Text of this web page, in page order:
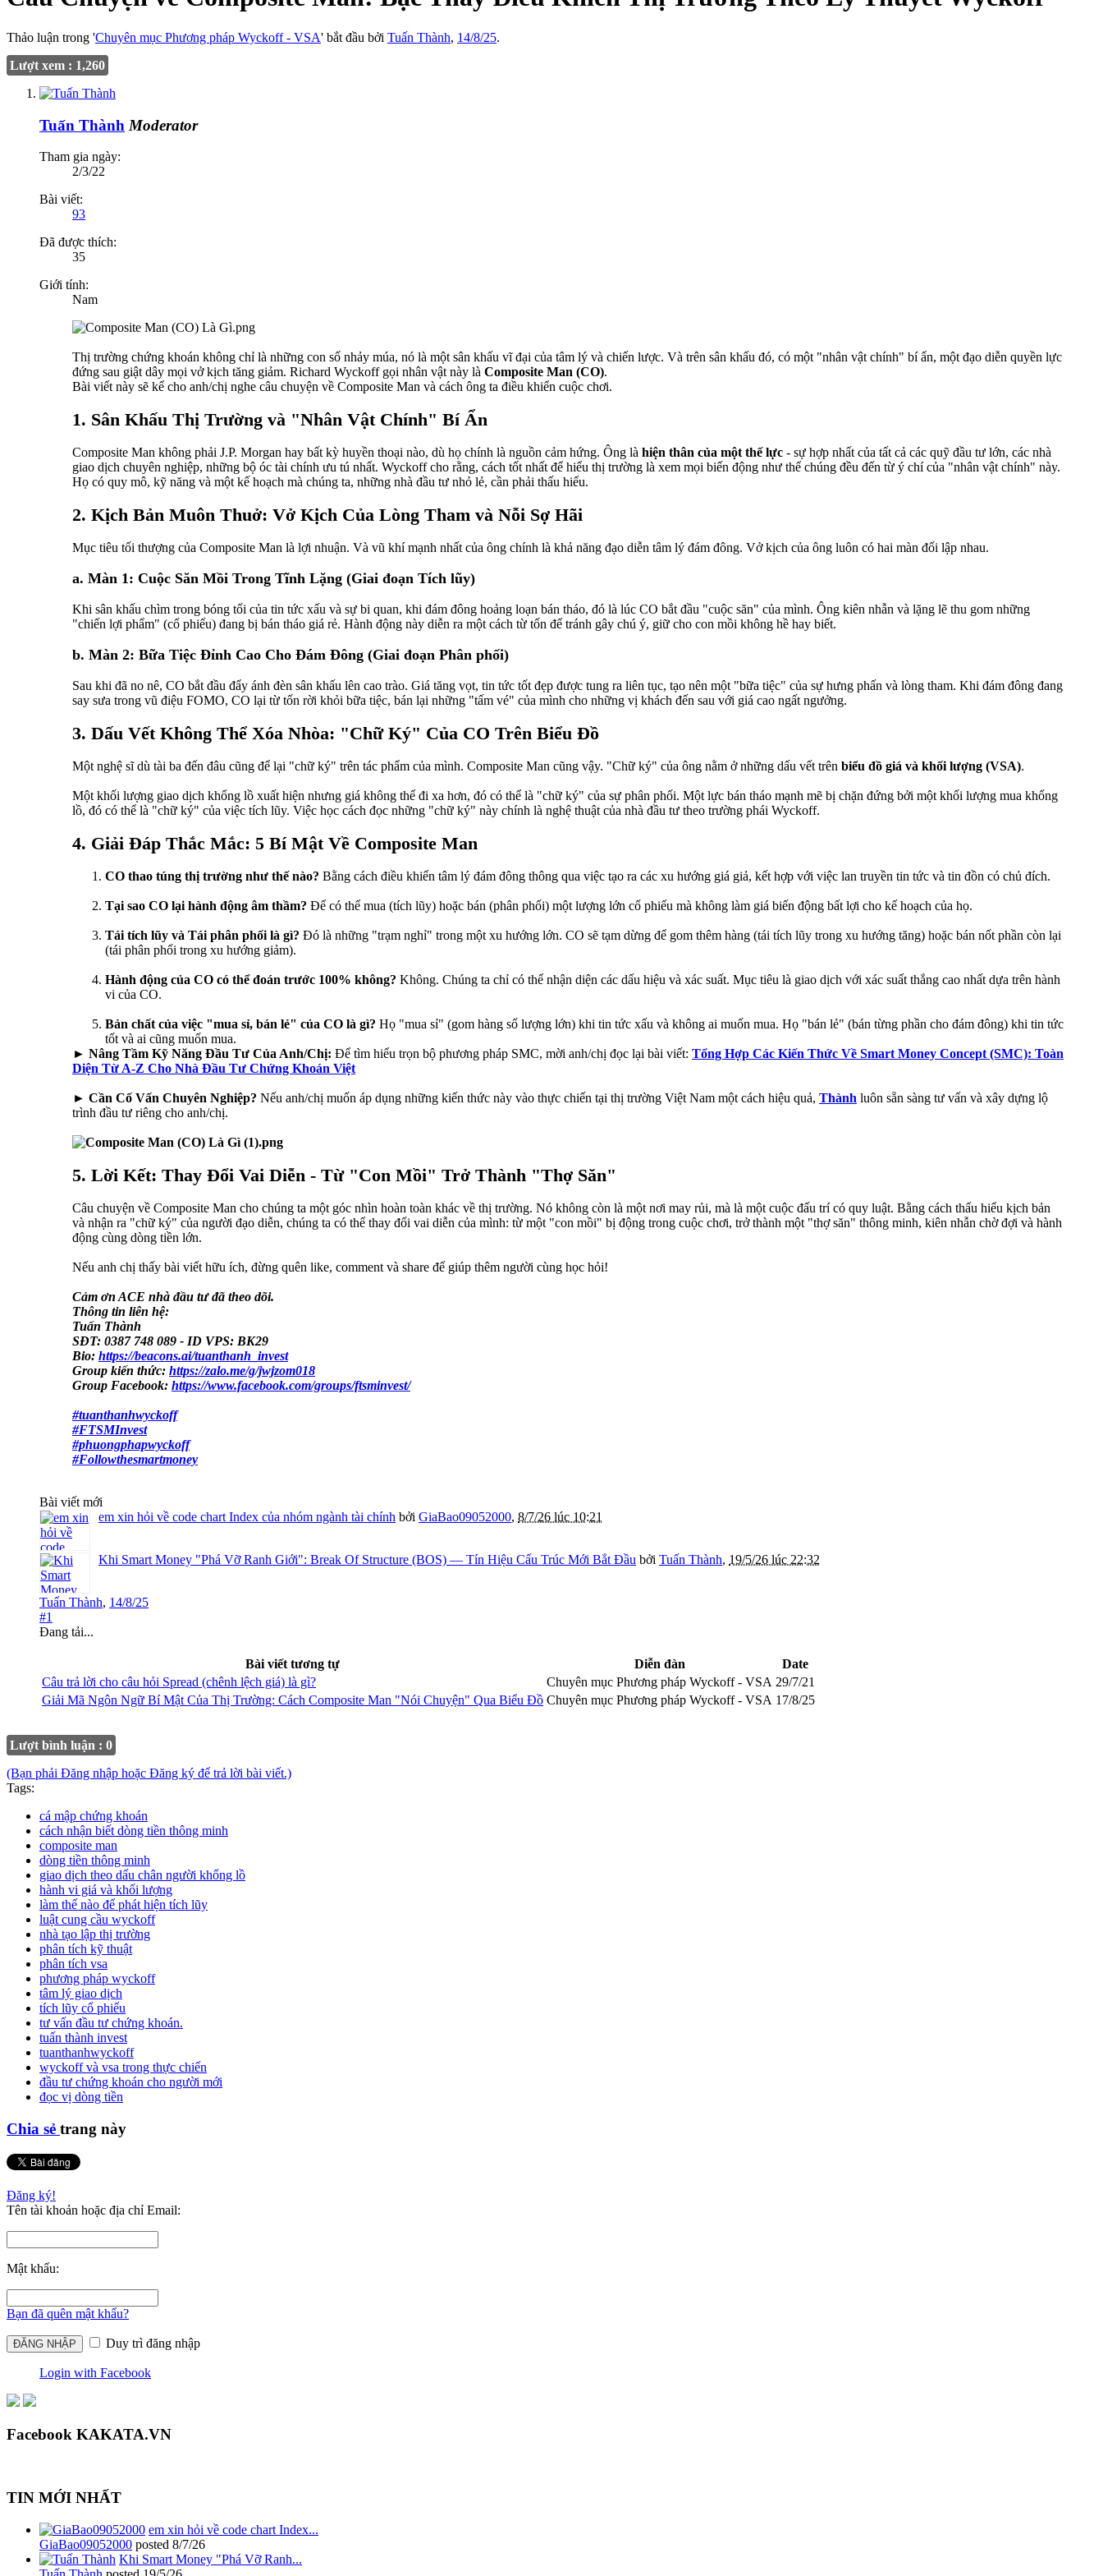
Thảo luận trong 'Chuyên mục Phương pháp Wyckoff - VSA' bắt đầu bởi Tuấn Thành, 14/8/25.
Lượt xem : 1,260
Tuấn Thành Moderator
Tham gia ngày:
2/3/22
Bài viết:
93
Đã được thích:
35
Giới tính:
Nam
Thị trường chứng khoán không chỉ là những con số nhảy múa, nó là một sân khấu vĩ đại của tâm lý và chiến lược. Và trên sân khấu đó, có một "nhân vật chính" bí ẩn, một đạo diễn quyền lực
đứng sau giật dây mọi vở kịch tăng giảm. Richard Wyckoff gọi nhân vật này là Composite Man (CO).
Bài viết này sẽ kể cho anh/chị nghe câu chuyện về Composite Man và cách ông ta điều khiển cuộc chơi.
1. Sân Khấu Thị Trường và "Nhân Vật Chính" Bí Ẩn
Composite Man không phải J.P. Morgan hay bất kỳ huyền thoại nào, dù họ chính là nguồn cảm hứng. Ông là hiện thân của một thế lực - sự hợp nhất của tất cả các quỹ đầu tư lớn, các nhà
giao dịch chuyên nghiệp, những bộ óc tài chính ưu tú nhất. Wyckoff cho rằng, cách tốt nhất để hiểu thị trường là xem mọi biến động như thể chúng đều đến từ ý chí của "nhân vật chính" này.
Họ có quy mô, kỹ năng và một kế hoạch mà chúng ta, những nhà đầu tư nhỏ lẻ, cần phải thấu hiểu.
2. Kịch Bản Muôn Thuở: Vở Kịch Của Lòng Tham và Nỗi Sợ Hãi
Mục tiêu tối thượng của Composite Man là lợi nhuận. Và vũ khí mạnh nhất của ông chính là khả năng đạo diễn tâm lý đám đông. Vở kịch của ông luôn có hai màn đối lập nhau.
a. Màn 1: Cuộc Săn Mồi Trong Tĩnh Lặng (Giai đoạn Tích lũy)
Khi sân khấu chìm trong bóng tối của tin tức xấu và sự bi quan, khi đám đông hoảng loạn bán tháo, đó là lúc CO bắt đầu "cuộc săn" của mình. Ông kiên nhẫn và lặng lẽ thu gom những
"chiến lợi phẩm" (cổ phiếu) đang bị bán tháo giá rẻ. Hành động này diễn ra một cách từ tốn để tránh gây chú ý, giữ cho con mồi không hề hay biết.
b. Màn 2: Bữa Tiệc Đỉnh Cao Cho Đám Đông (Giai đoạn Phân phối)
Sau khi đã no nê, CO bắt đầu đẩy ánh đèn sân khấu lên cao trào. Giá tăng vọt, tin tức tốt đẹp được tung ra liên tục, tạo nên một "bữa tiệc" của sự hưng phấn và lòng tham. Khi đám đông đang
say sưa trong vũ điệu FOMO, CO lại từ tốn rời khỏi bữa tiệc, bán lại những "tấm vé" của mình cho những vị khách đến sau với giá cao ngất ngưởng.
3. Dấu Vết Không Thể Xóa Nhòa: "Chữ Ký" Của CO Trên Biểu Đồ
Một nghệ sĩ dù tài ba đến đâu cũng để lại "chữ ký" trên tác phẩm của mình. Composite Man cũng vậy. "Chữ ký" của ông nằm ở những dấu vết trên biểu đồ giá và khối lượng (VSA).
Một khối lượng giao dịch khổng lồ xuất hiện nhưng giá không thể đi xa hơn, đó có thể là "chữ ký" của sự phân phối. Một lực bán tháo mạnh mẽ bị chặn đứng bởi một khối lượng mua khổng
lồ, đó có thể là "chữ ký" của việc tích lũy. Việc học cách đọc những "chữ ký" này chính là nghệ thuật của nhà đầu tư theo trường phái Wyckoff.
4. Giải Đáp Thắc Mắc: 5 Bí Mật Về Composite Man
CO thao túng thị trường như thế nào? Bằng cách điều khiển tâm lý đám đông thông qua việc tạo ra các xu hướng giá giả, kết hợp với việc lan truyền tin tức và tin đồn có chủ đích.
Tại sao CO lại hành động âm thầm? Để có thể mua (tích lũy) hoặc bán (phân phối) một lượng lớn cổ phiếu mà không làm giá biến động bất lợi cho kế hoạch của họ.
Tái tích lũy và Tái phân phối là gì? Đó là những "trạm nghỉ" trong một xu hướng lớn. CO sẽ tạm dừng để gom thêm hàng (tái tích lũy trong xu hướng tăng) hoặc bán nốt phần còn lại
(tái phân phối trong xu hướng giảm).
Hành động của CO có thể đoán trước 100% không? Không. Chúng ta chỉ có thể nhận diện các dấu hiệu và xác suất. Mục tiêu là giao dịch với xác suất thắng cao nhất dựa trên hành
vi của CO.
Bản chất của việc "mua sỉ, bán lẻ" của CO là gì? Họ "mua sỉ" (gom hàng số lượng lớn) khi tin tức xấu và không ai muốn mua. Họ "bán lẻ" (bán từng phần cho đám đông) khi tin tức
tốt và ai cũng muốn mua.
► Nâng Tầm Kỹ Năng Đầu Tư Của Anh/Chị: Để tìm hiểu trọn bộ phương pháp SMC, mời anh/chị đọc lại bài viết: Tổng Hợp Các Kiến Thức Về Smart Money Concept (SMC): Toàn
Diện Từ A-Z Cho Nhà Đầu Tư Chứng Khoán Việt
► Cần Cố Vấn Chuyên Nghiệp? Nếu anh/chị muốn áp dụng những kiến thức này vào thực chiến tại thị trường Việt Nam một cách hiệu quả, Thành luôn sẵn sàng tư vấn và xây dựng lộ
trình đầu tư riêng cho anh/chị.
5. Lời Kết: Thay Đổi Vai Diễn - Từ "Con Mồi" Trở Thành "Thợ Săn"
Câu chuyện về Composite Man cho chúng ta một góc nhìn hoàn toàn khác về thị trường. Nó không còn là một nơi may rủi, mà là một cuộc đấu trí có quy luật. Bằng cách thấu hiểu kịch bản
và nhận ra "chữ ký" của người đạo diễn, chúng ta có thể thay đổi vai diễn của mình: từ một "con mồi" bị động trong cuộc chơi, trở thành một "thợ săn" thông minh, kiên nhẫn chờ đợi và hành
động cùng dòng tiền lớn.
Nếu anh chị thấy bài viết hữu ích, đừng quên like, comment và share để giúp thêm người cùng học hỏi!
Cảm ơn ACE nhà đầu tư đã theo dõi.
Thông tin liên hệ:
Tuấn Thành
SĐT: 0387 748 089 - ID VPS: BK29
Bio: https://beacons.ai/tuanthanh_invest
Group kiến thức: https://zalo.me/g/jwjzom018
Group Facebook: https://www.facebook.com/groups/ftsminvest/
#tuanthanhwyckoff
#FTSMInvest
#phuongphapwyckoff
#Followthesmartmoney
Bài viết mới
em xin hỏi về code chart Index của nhóm ngành tài chính bởi GiaBao09052000, 8/7/26 lúc 10:21
Khi Smart Money "Phá Vỡ Ranh Giới": Break Of Structure (BOS) — Tín Hiệu Cấu Trúc Mới Bắt Đầu bởi Tuấn Thành, 19/5/26 lúc 22:32
Tuấn Thành, 14/8/25
#1
Đang tải...
Bài viết tương tự Diễn đàn
Date
Câu trả lời cho câu hỏi Spread (chênh lệch giá) là gì?
Chuyên mục Phương pháp Wyckoff - VSA 29/7/21
Giải Mã Ngôn Ngữ Bí Mật Của Thị Trường: Cách Composite Man "Nói Chuyện" Qua Biểu Đồ Chuyên mục Phương pháp Wyckoff - VSA 17/8/25
Lượt bình luận : 0
(Bạn phải Đăng nhập hoặc Đăng ký để trả lời bài viết.)
Tags:
cá mập chứng khoán
cách nhận biết dòng tiền thông minh
composite man
dòng tiền thông minh
giao dịch theo dấu chân người khổng lồ
hành vi giá và khối lượng
làm thế nào để phát hiện tích lũy
luật cung cầu wyckoff
nhà tạo lập thị trường
phân tích kỹ thuật
phân tích vsa
phương pháp wyckoff
tâm lý giao dịch
tích lũy cổ phiếu
tư vấn đầu tư chứng khoán.
tuấn thành invest
tuanthanhwyckoff
wyckoff và vsa trong thực chiến
đầu tư chứng khoán cho người mới
đọc vị dòng tiền
Chia sẻ trang này
Đăng ký!
Tên tài khoản hoặc địa chỉ Email:
Mật khẩu:
Bạn đã quên mật khẩu?
Duy trì đăng nhập
Login with Facebook
Facebook KAKATA.VN
TIN MỚI NHẤT
em xin hỏi về code chart Index...
GiaBao09052000 posted 8/7/26
Khi Smart Money "Phá Vỡ Ranh...